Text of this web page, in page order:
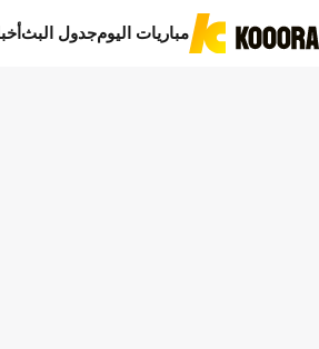
مباريات اليومجدول البث